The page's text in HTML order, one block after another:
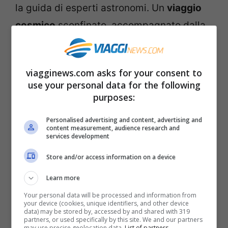
la guida di esperti astronomi. Un viaggio
cosmicosconfinato, accompagnato dalla
narrazione di storie di indagini scientifiche
e di scoperte spiazzanti. Si racconterà
anche delle osservazioni del cielo e degli
astri degli antichi Romani, nel lungo
ai giorni nostri, alle tappe fondamentali
dell’esplorazione spaziale e alle recenti
scoperte dell’astrofisica.
Il rinnovato Planetario di Roma riapre con
unanuova tecnologia all’avanguardia, con
viagginews.com asks for your consent to
use your personal data for the following
purposes:
Personalised advertising and content, advertising and
content measurement, audience research and
services development
Store and/or access information on a device
Learn more
Your personal data will be processed and information from
your device (cookies, unique identifiers, and other device
data) may be stored by, accessed by and shared with 319
partners, or used specifically by this site. We and our partners